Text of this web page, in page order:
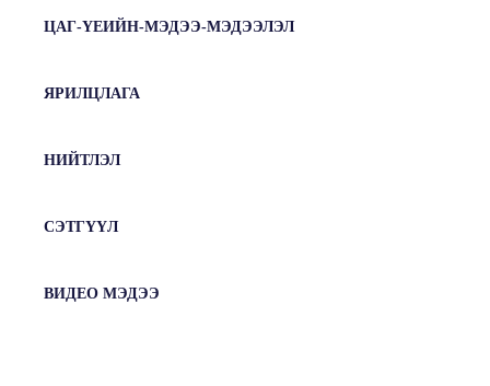
ЦАГ-ҮЕИЙН-МЭДЭЭ-МЭДЭЭЛЭЛ
ЯРИЛЦЛАГА
НИЙТЛЭЛ
СЭТГҮҮЛ
ВИДЕО МЭДЭЭ